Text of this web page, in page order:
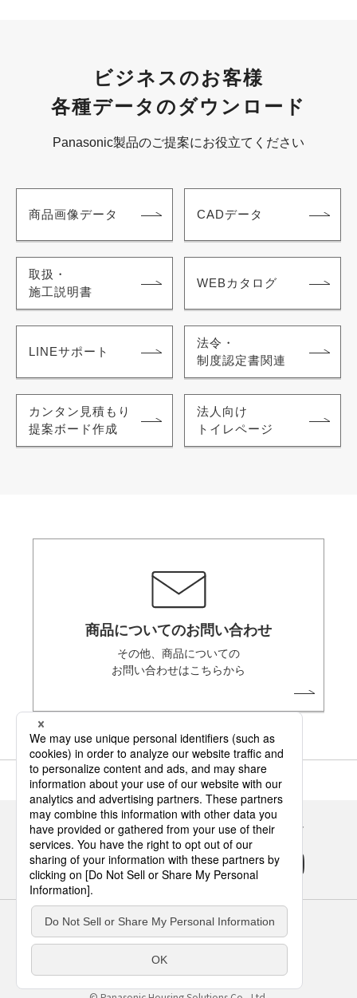
ビジネスのお客様
各種データのダウンロード
Panasonic製品のご提案にお役立てください
商品画像データ CADデータ
取扱・
施工説明書
WEBカタログ
LINEサポート
法令・
制度認定書関連
カンタン見積もり
提案ボード作成
法人向け
トイレページ
商品についてのお問い合わせ
その他、商品についての
お問い合わせはこちらから
Panasonicの住まい・くらし SNSアカウント
サイトのご利用にあたって
クッキーポリシー
個人情報保護方針
パナソニック ホールディングス
Area/Country
パナソニック ハウジングソリューションズ株式会社